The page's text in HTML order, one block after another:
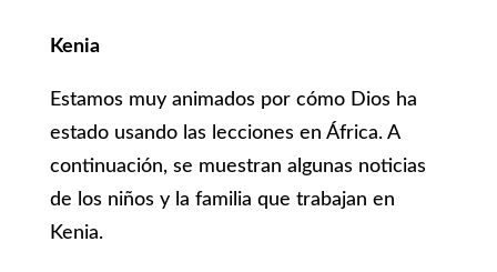
Kenia
Estamos muy animados por cómo Dios ha
estado usando las lecciones en África. A
continuación, se muestran algunas noticias
de los niños y la familia que trabajan en
Kenia.